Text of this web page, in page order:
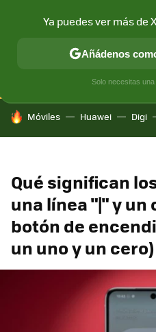
CONECTIVIDAD MÓVIL Y
HOY SE HABLA DE
Móviles Huawei Digi
Qué significan
una línea "|" y
botón de
un uno y un cero)
Ya puedes ver más de
Añádenos
Solo necesitas